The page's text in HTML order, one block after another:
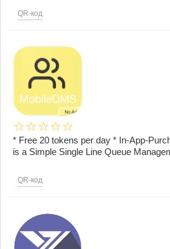
QR-код
* Free 20 tokens per day * In-App-
is a Simple Single Line Queue
QR-код